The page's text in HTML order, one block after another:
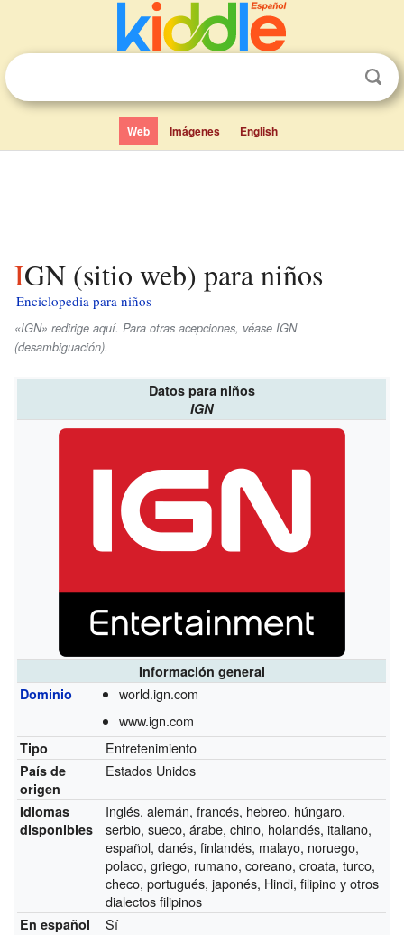
Web Imágenes English
IGN (sitio web) para niños
Enciclopedia para niños
«IGN» redirige aquí. Para otras acepciones, véase IGN
(desambiguación).
Datos para niños
IGN
Información general
Dominio
world.ign.com
www.ign.com
Tipo Entretenimiento
País de
origen
Estados Unidos
Idiomas
disponibles
Inglés, alemán, francés, hebreo, húngaro,
serbio, sueco, árabe, chino, holandés, italiano,
español, danés, finlandés, malayo, noruego,
polaco, griego, rumano, coreano, croata, turco,
checo, portugués, japonés, Hindi, filipino y otros
dialectos filipinos
En español Sí